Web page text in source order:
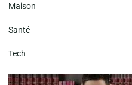
Maison
Santé
Tech